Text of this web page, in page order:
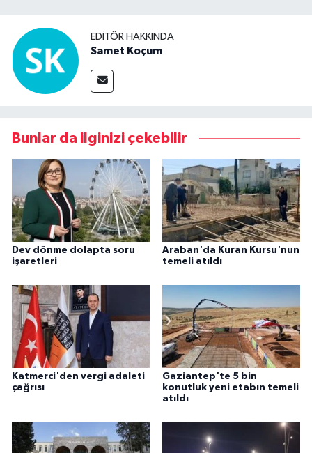
EDITÖR HAKKINDA
Samet Koçum
Bunlar da ilginizi çekebilir
Dev dönme dolapta soru
işaretleri
Araban'da Kuran Kursu'nun
temeli atıldı
Katmerci'den vergi adaleti
çağrısı
Gaziantep'te 5 bin
konutluk yeni etabın temeli
atıldı